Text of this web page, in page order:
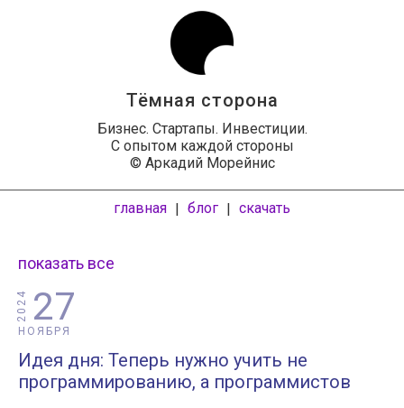
Тёмная сторона
Бизнес. Стартапы. Инвестиции.
С опытом каждой стороны
© Аркадий Морейнис
главная | блог | скачать
показать все
27
НОЯБРЯ
2024
Идея дня: Теперь нужно учить не
программированию, а программистов